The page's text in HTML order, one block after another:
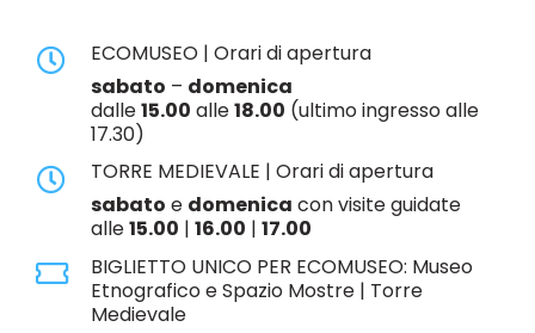
ECOMUSEO | Orari di apertura
sabato – domenica
dalle15.00 alle18.00 (ultimo ingresso alle
17.30)
TORRE MEDIEVALE | Orari di apertura
sabato e domenica con visite guidate
alle15.00 |16.00 |17.00
BIGLIETTO UNICO PER ECOMUSEO: Museo
Etnografico e Spazio Mostre | Torre
Medievale